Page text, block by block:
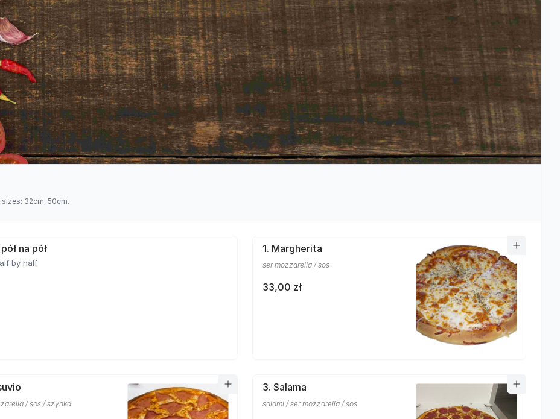
sizes: 32cm, 50cm.
na pół
by half
1. Margherita
ser mozzarella / sos
33,00 zł
/ sos / szynka
3. Salama
salami / ser mozzarella / sos